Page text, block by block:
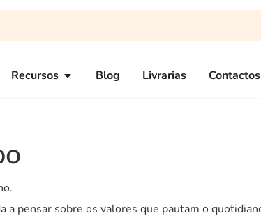
Recursos Blog Livrarias Contactos
pensar sobre os valores que pautam o